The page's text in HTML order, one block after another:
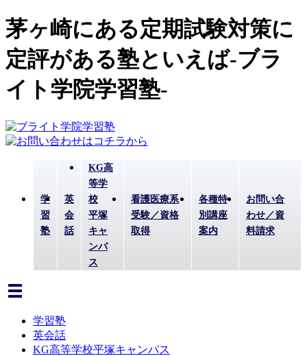
茅ヶ崎にある定期試験対策に
定評がある塾といえば-ブラ
イト学院学習塾-
学
習
塾
英
会
話
KG高
等学
校
平塚
キャ
ンパ
ス
看護医療系
受験／資格
取得
各種特
別講座
案内
お問い合
わせ／資
料請求
学習塾
英会話
KG高等学校平塚キャンパス